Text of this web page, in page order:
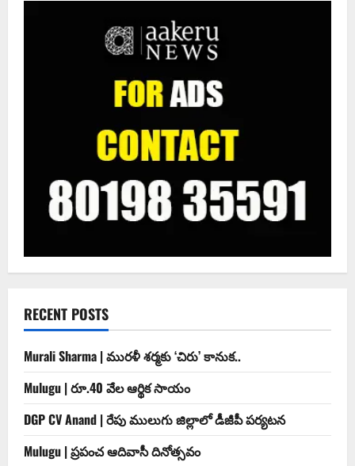
RECENT POSTS
Murali Sharma | మురళీ శర్మకు ‘చిరు’ కానుక..
Mulugu | రూ.40 వేల ఆర్థిక సాయం
DGP CV Anand | రేపు ములుగు జిల్లాలో డీజీపీ పర్యటన
Mulugu | ప్రపంచ ఆదివాసీ దినోత్సవం